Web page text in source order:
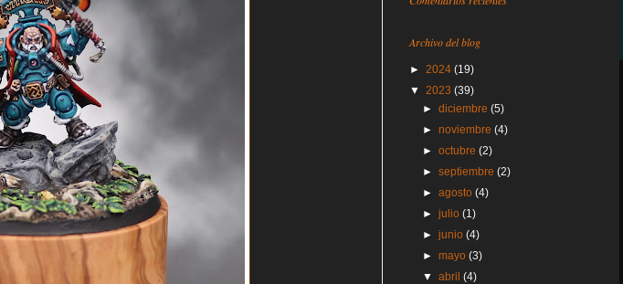
Archivo del blog
► 2024 (19)
▼ 2023 (39)
►diciembre(5)
►noviembre(4)
►octubre(2)
►septiembre(2)
►agosto(4)
►julio(1)
►junio(4)
►mayo(3)
▼abril(4)